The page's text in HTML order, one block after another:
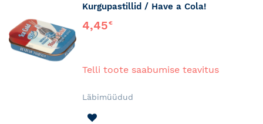
Kurgupastillid / Have a Cola!
4,45€
Telli toote saabumise teavitus
Läbimüüdud